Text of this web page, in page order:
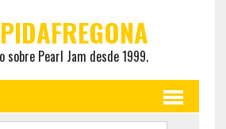
sobre Pearl Jam desde 1999.